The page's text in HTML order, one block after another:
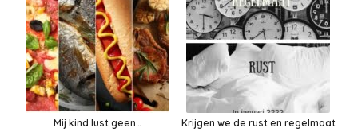
Mij kind lust geen…
Krijgen we de rust en regelmaat